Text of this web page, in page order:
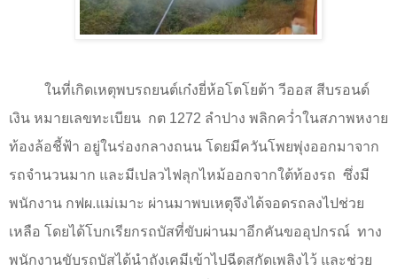
ในที่เกิดเหตุพบรถยนต์เก๋งยี่ห้อโตโยต้า วีออส สีบรอนด์
เงิน หมายเลขทะเบียน กต 1272 ลำปาง พลิกคว่ำในสภาพหงาย
ท้องล้อชี้ฟ้า อยู่ในร่องกลางถนน โดยมีควันโพยพุ่งออกมาจาก
รถจำนวนมาก และมีเปลวไฟลุกไหม้ออกจากใต้ท้องรถ ซึ่งมี
พนักงาน กฟผ.แม่เมาะ ผ่านมาพบเหตุจึงได้จอดรถลงไปช่วย
เหลือ โดยได้โบกเรียกรถบัสที่ขับผ่านมาอีกคันขออุปกรณ์ ทาง
พนักงานขับรถบัสได้นำถังเคมีเข้าไปฉีดสกัดเพลิงไว้ และช่วย